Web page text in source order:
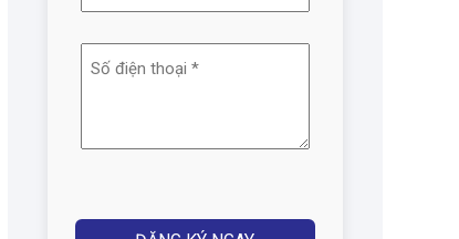
chỉ
email
(Required)
Số